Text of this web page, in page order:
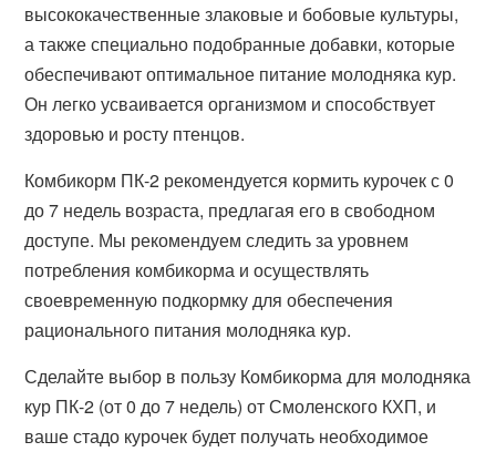
высококачественные злаковые и бобовые культуры,
а также специально подобранные добавки, которые
обеспечивают оптимальное питание молодняка кур.
Он легко усваивается организмом и способствует
здоровью и росту птенцов.
Комбикорм ПК-2 рекомендуется кормить курочек с 0
до 7 недель возраста, предлагая его в свободном
доступе. Мы рекомендуем следить за уровнем
потребления комбикорма и осуществлять
своевременную подкормку для обеспечения
рационального питания молодняка кур.
Сделайте выбор в пользу Комбикорма для молодняка
кур ПК-2 (от 0 до 7 недель) от Смоленского КХП, и
ваше стадо курочек будет получать необходимое